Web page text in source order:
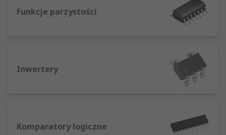
Funkcje parzystości
Inwertery
Komparatory logiczne